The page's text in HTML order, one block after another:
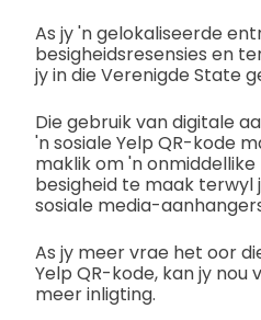
As jy 'n gelokaliseerde
besigheidsresensies en
jy in die Verenigde State
Die gebruik van digitale
'n sosiale Yelp QR-kode
maklik om 'n onmiddellike
besigheid te maak terwyl
sosiale media-
As jy meer vrae het oor
Yelp QR-kode, kan jy nou
meer inligting.